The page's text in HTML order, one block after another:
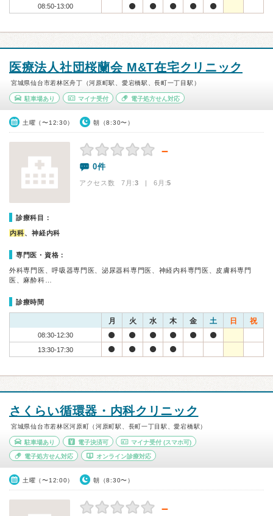
08:50-13:00
医療法人社団桜蘭会 M&T在宅クリニック
宮城県仙台市若林区舟丁（河原町駅、愛宕橋駅、長町一丁目駅）
駐車場あり マイナ受付 電子処方せん対応
土曜（〜12:30） 朝（8:30〜）
－
0件
アクセス数 7月:3 | 6月:5
診療科目：
内科、神経内科
専門医・資格：
外科専門医、呼吸器専門医、泌尿器科専門医、神経内科専門医、皮膚科専門
医、麻酔科…
診療時間
月 火 水 木 金 土 日 祝
08:30-12:30
13:30-17:30
さくらい循環器・内科クリニック
宮城県仙台市若林区河原町（河原町駅、長町一丁目駅、愛宕橋駅）
駐車場あり 電子決済可 マイナ受付 (スマホ可)
電子処方せん対応 オンライン診療対応
土曜（〜12:00） 朝（8:30〜）
－